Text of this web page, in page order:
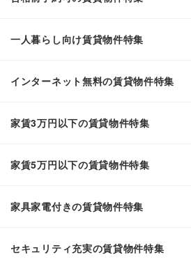
一人暮らし向け賃貸物件特集
インターネット無料の賃貸物件特集
家賃3万円以下の賃貸物件特集
家賃5万円以下の賃貸物件特集
家具家電付きの賃貸物件特集
セキュリティ充実の賃貸物件特集